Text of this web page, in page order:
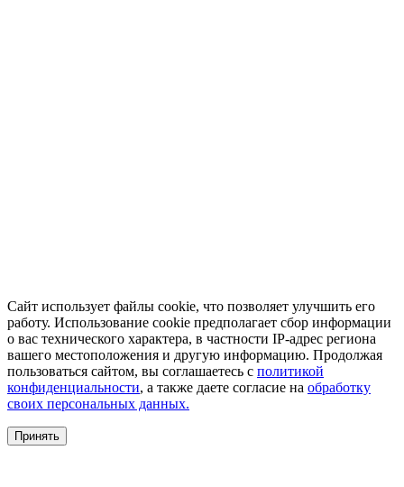
Сайт использует файлы cookie, что позволяет улучшить его
работу. Использование cookie предполагает сбор информации
о вас технического характера, в частности IP-адрес региона
вашего местоположения и другую информацию. Продолжая
пользоваться сайтом, вы соглашаетесь с политикой
конфиденциальности, а также даете согласие на обработку
своих персональных данных.
Принять